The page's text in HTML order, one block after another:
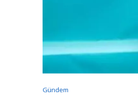
Gündem